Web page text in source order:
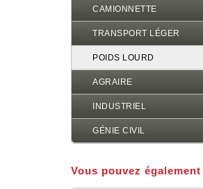
CAMIONNETTE
TRANSPORT LÉGER
POIDS LOURD
AGRAIRE
INDUSTRIEL
GÉNIE CIVIL
Vous pouvez également